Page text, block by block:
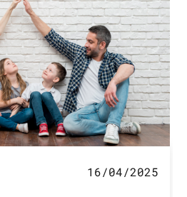
16/04/2025